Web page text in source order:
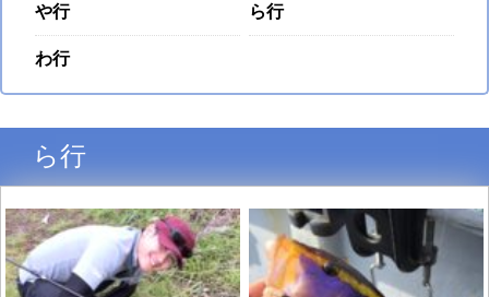
や行 ら行
わ行
ら行